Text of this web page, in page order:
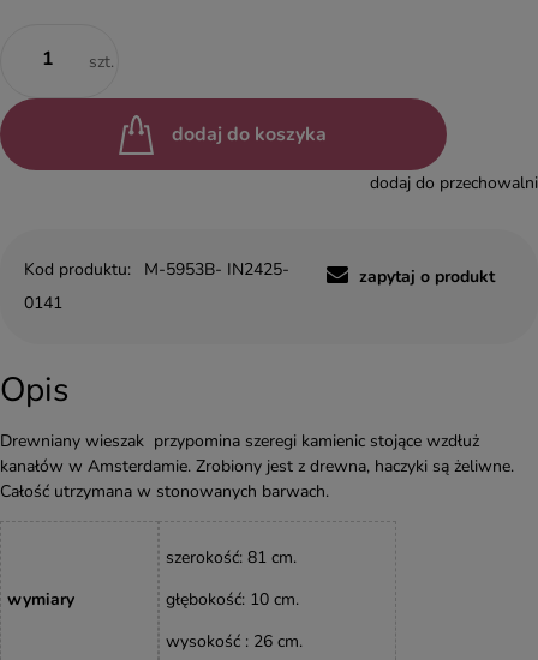
szt.
dodaj do koszyka
dodaj do przechowalni
Kod produktu:
M-5953B- IN2425-
0141
zapytaj o produkt
Opis
Drewniany wieszak przypomina szeregi kamienic stojące wzdłuż
kanałów w Amsterdamie. Zrobiony jest z drewna, haczyki są żeliwne.
Całość utrzymana w stonowanych barwach.
wymiary
szerokość: 81 cm.
głębokość: 10 cm.
wysokość : 26 cm.